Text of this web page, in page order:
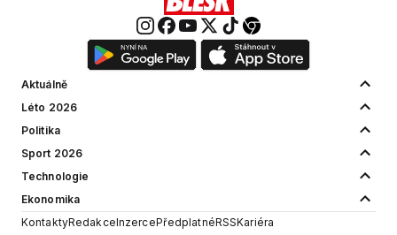
Aktuálně
Léto 2026
Politika
Sport 2026
Technologie
Ekonomika
KontaktyRedakceInzercePředplatnéRSSKariéra